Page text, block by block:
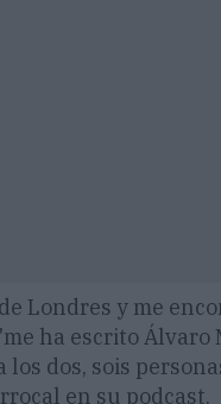
Londres y me
ha escrito Álvaro
los dos, sois
en su podcast.